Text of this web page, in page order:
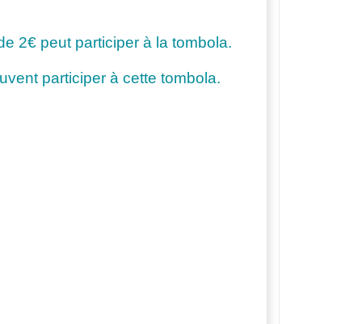
2€ peut participer à la tombola.
participer à cette tombola.